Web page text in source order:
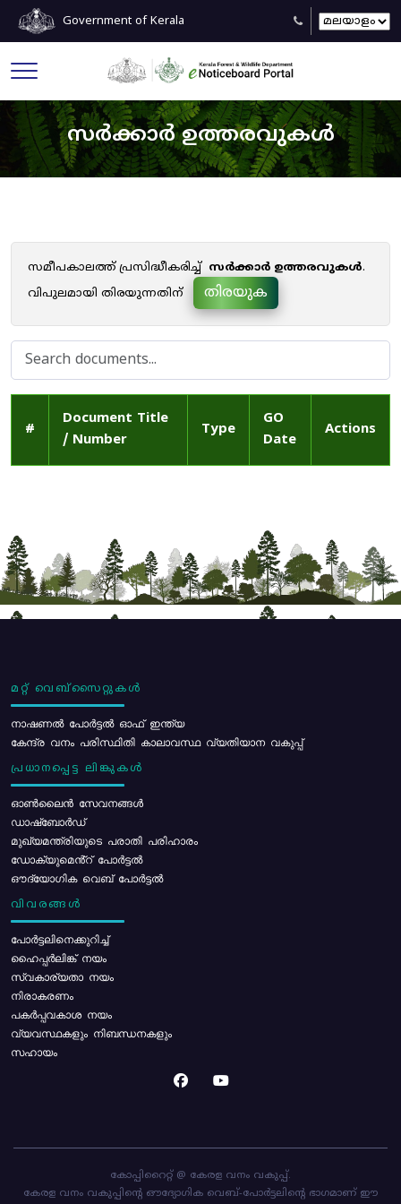
Government of Kerala
സർക്കാർ ഉത്തരവുകൾ
സമീപകാലത്ത് പ്രസിദ്ധീകരിച്ച് സർക്കാർ ഉത്തരവുകൾ.
വിപുലമായി തിരയുന്നതിന്
തിരയുക
#
Document Title
/ Number
Type
GO
Date
Actions
മറ്റ് വെബ്സൈറ്റുകൾ
നാഷണൽ പോർട്ടൽ ഓഫ് ഇന്ത്യ
കേന്ദ്ര വനം പരിസ്ഥിതി കാലാവസ്ഥ വ്യതിയാന വകുപ്പ്
പ്രധാനപ്പെട്ട ലിങ്കുകൾ
ഓൺലൈൻ സേവനങ്ങൾ
ഡാഷ്ബോർഡ്
മുഖ്യമന്ത്രിയുടെ പരാതി പരിഹാരം
ഡോക്യുമെൻ്റ് പോർട്ടൽ
ഔദ്യോഗിക വെബ് പോർട്ടൽ
വിവരങ്ങൾ
പോര്‍ട്ടലിനെക്കുറിച്ച്
ഹൈപ്പർലിങ്ക് നയം
സ്വകാര്യതാ നയം
നിരാകരണം
പകർപ്പവകാശ നയം
വ്യവസ്ഥകളും നിബന്ധനകളും
സഹായം
കോപ്പിറൈറ്റ് @ കേരള വനം വകുപ്പ്.
കേരള വനം വകുപ്പിന്റെ ഔദ്യോഗിക വെബ്-പോർട്ടലിന്റെ ഭാഗമാണ് ഈ